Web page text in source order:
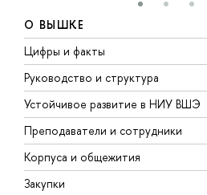
О ВЫШКЕ
Цифры и факты
Руководство и структура
Устойчивое развитие в НИУ ВШЭ
Преподаватели и сотрудники
Корпуса и общежития
Закупки